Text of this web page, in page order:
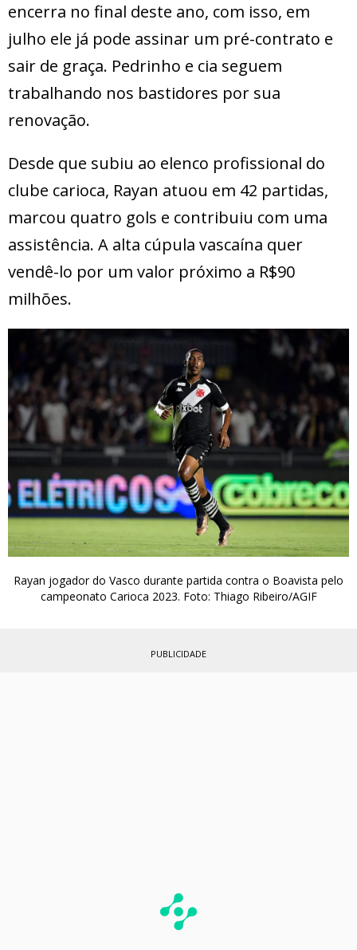
encerra no final deste ano, com isso, em
julho ele já pode assinar um pré-contrato e
sair de graça. Pedrinho e cia seguem
trabalhando nos bastidores por sua
renovação.
Desde que subiu ao elenco profissional do
clube carioca, Rayan atuou em 42 partidas,
marcou quatro gols e contribuiu com uma
assistência. A alta cúpula vascaína quer
vendê-lo por um valor próximo a R$90
milhões.
Rayan jogador do Vasco durante partida contra o Boavista pelo
campeonato Carioca 2023. Foto: Thiago Ribeiro/AGIF
PUBLICIDADE